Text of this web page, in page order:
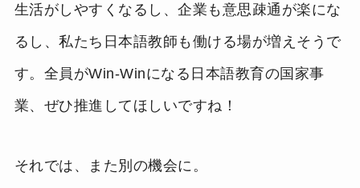
生活がしやすくなるし、企業も意思疎通が楽にな
るし、私たち日本語教師も働ける場が増えそうで
す。全員がWin-Winになる日本語教育の国家事
業、ぜひ推進してほしいですね！
それでは、また別の機会に。